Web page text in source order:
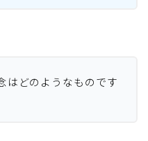
はどのようなものです